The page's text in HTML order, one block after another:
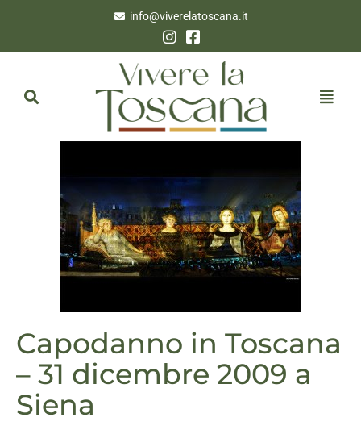
info@viverelatoscana.it
Capodanno in Toscana
– 31 dicembre 2009 a
Siena